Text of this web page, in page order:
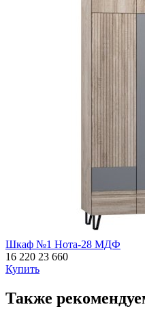
Шкаф №1 Нота-28 МДФ
16 220 23 660
Купить
Также